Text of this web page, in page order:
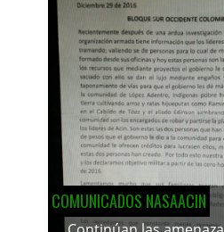
COMUNICADOS NASAACIN